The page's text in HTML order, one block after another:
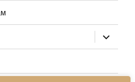
раскрыть
дочернее
меню